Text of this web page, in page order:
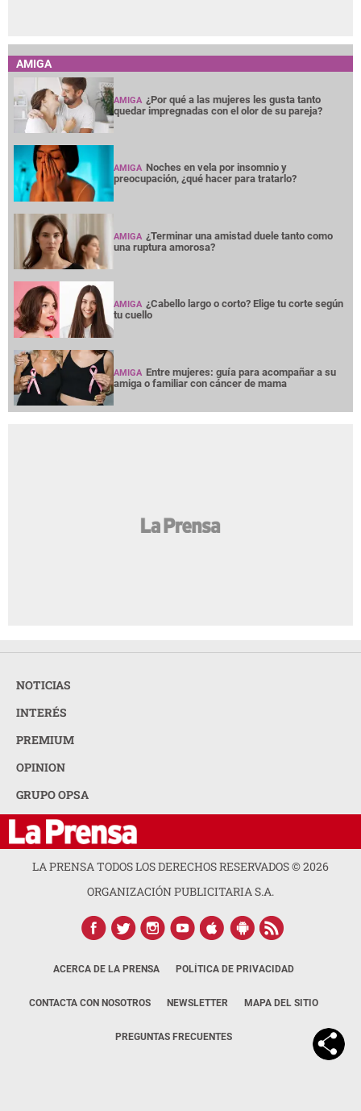
AMIGA
AMIGA ¿Por qué a las mujeres les gusta tanto
quedar impregnadas con el olor de su pareja?
AMIGA Noches en vela por insomnio y
preocupación, ¿qué hacer para tratarlo?
AMIGA ¿Terminar una amistad duele tanto como
una ruptura amorosa?
AMIGA ¿Cabello largo o corto? Elige tu corte según
tu cuello
AMIGA Entre mujeres: guía para acompañar a su
amiga o familiar con cáncer de mama
NOTICIAS
INTERÉS
PREMIUM
OPINION
GRUPO OPSA
LA PRENSA TODOS LOS DERECHOS RESERVADOS ©2026
ORGANIZACIÓN PUBLICITARIA S.A.
ACERCA DE LA PRENSA POLÍTICA DE PRIVACIDAD
CONTACTA CON NOSOTROS NEWSLETTER MAPA DEL SITIO
PREGUNTAS FRECUENTES